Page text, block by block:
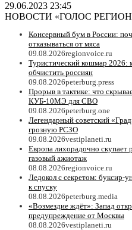
29.06.2023 23:45
НОВОСТИ «ГОЛОС
Консервный бум в России:
отказываться от мяса
09.08.2026regionvoice.ru
Туристический кошмар
обчистить россиян
09.08.2026peterburg.press
Прорыв в тактике: что
КУБ-10МЭ для СВО
09.08.2026peterburg.one
Легендарный советский
грозную РСЗО
09.08.2026vestiplaneti.ru
Европа лихорадочно
газовый ажиотаж
08.08.2026regionvoice.ru
Ледокол с секретом: буксир-
к спуску
08.08.2026peterburg.media
«Возмездие ждёт»: Запад
предупреждение от Москвы
08.08.2026vestiplaneti.ru